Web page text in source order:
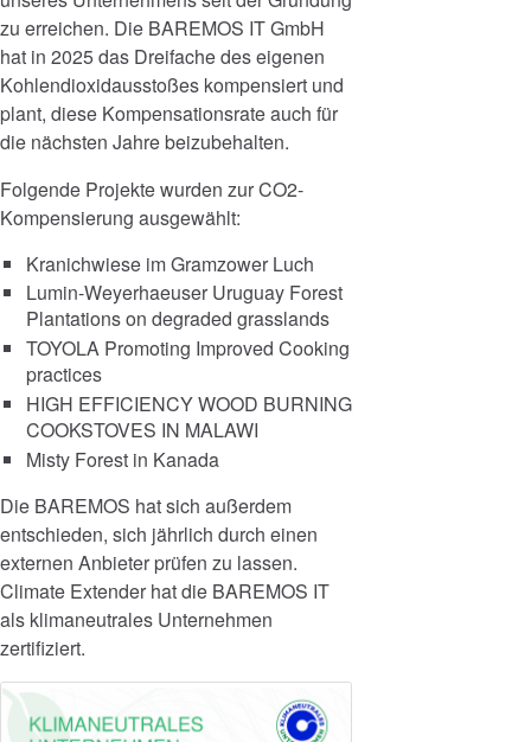
zu erreichen. Die BAREMOS IT GmbH
hat in 2025 das Dreifache des eigenen
Kohlendioxidausstoßes kompensiert und
plant, diese Kompensationsrate auch für
die nächsten Jahre beizubehalten.
Folgende Projekte wurden zur CO2-
Kompensierung ausgewählt:
Kranichwiese im Gramzower Luch
Lumin-Weyerhaeuser Uruguay Forest
Plantations on degraded grasslands
TOYOLA Promoting Improved Cooking
practices
HIGH EFFICIENCY WOOD BURNING
COOKSTOVES IN MALAWI
Misty Forest in Kanada
Die BAREMOS hat sich außerdem
entschieden, sich jährlich durch einen
externen Anbieter prüfen zu lassen.
Climate Extender hat die BAREMOS IT
als klimaneutrales Unternehmen
zertifiziert.